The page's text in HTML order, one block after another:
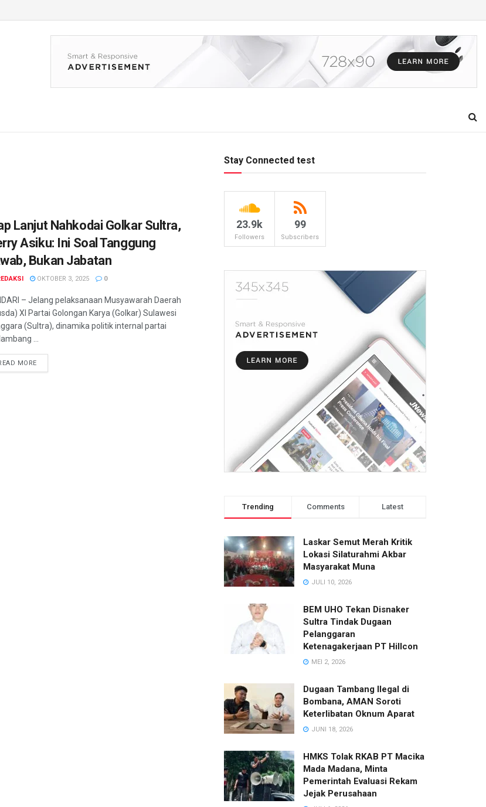
Lanjut Nahkodai Golkar Sultra,
Asiku: Ini Soal Tanggung
Bukan Jabatan
OKTOBER 3, 2025 0
– Jelang pelaksanaan Musyawarah Daerah
XI Partai Golongan Karya (Golkar) Sulawesi
(Sultra), dinamika politik internal partai
...
MORE
Stay Connected test
23.9k
Followers
99
Subscribers
Trending Comments Latest
Laskar Semut Merah Kritik
Lokasi Silaturahmi Akbar
Masyarakat Muna
JULI 10, 2026
BEM UHO Tekan Disnaker
Sultra Tindak Dugaan
Pelanggaran
Ketenagakerjaan PT Hillcon
MEI 2, 2026
Dugaan Tambang Ilegal di
Bombana, AMAN Soroti
Keterlibatan Oknum Aparat
JUNI 18, 2026
HMKS Tolak RKAB PT Macika
Mada Madana, Minta
Pemerintah Evaluasi Rekam
Jejak Perusahaan